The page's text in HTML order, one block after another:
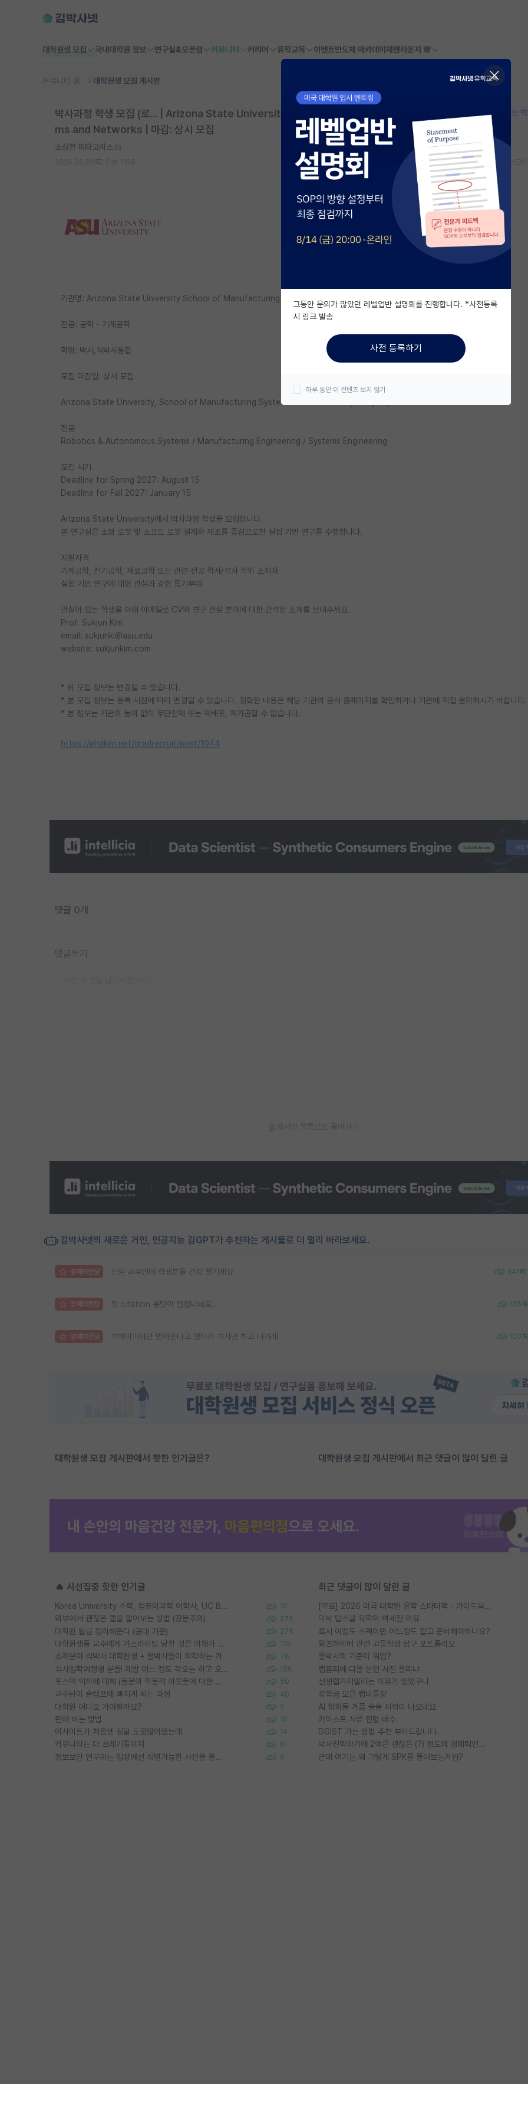
대학원생 모집 국내대학원 정보 연구실&오픈랩 커뮤니티 커리어 유학교육 이벤트반도체 아카데미 재팬라운지 🌸
커뮤니티 홈 대학원생 모집 게시판
본문이 수정되지 않는
박사과정 학생 모집 (로... | Arizona State University School of Manufacturing Syste
ms and Networks | 마감: 상시 모집
소심한 피타고라스
스크랩
기관명: Arizona State University School of Manufacturing Systems and Networks
전공: 공학 - 기계공학
학위: 박사,석박사통합
모집 마감일: 상시 모집
Arizona State University, School of Manufacturing Systems and Networks (Mesa, AZ)
전공
Robotics & Autonomous Systems / Manufacturing Engineering / Systems Engineering
모집 시기
Deadline for Spring 2027: August 15
Deadline for Fall 2027: January 15
Arizona State University에서 박사과정 학생을 모집합니다.
본 연구실은 소형 로봇 및 소프트 로봇 설계와 제조를 중심으로한 실험 기반 연구를 수행합니다.
지원자격
기계공학, 전기공학, 재료공학 또는 관련 전공 학사/석사 학위 소지자
실험 기반 연구에 대한 관심과 강한 동기부여
관심이 있는 학생을 아래 이메일로 CV와 연구 관심 분야에 대한 간략한 소개를 보내주세요.
Prof. Sukjun Kim
email: sukjunki@asu.edu
website: sukjunkim.com
* 위 모집 정보는 변경될 수 있습니다.
* 본 모집 정보는 등록 시점에 따라 변경될 수 있습니다. 정확한 내용은 해당 기관의 공식 홈페이지를 확인하거나 기관에 직접 문의하시기 바랍니다.
* 본 정보는 기관의 동의 없이 무단전재 또는 재배포, 재가공할 수 없습니다.
https://phdkim.net/gradrecruit/post/1044
댓글 0개
댓글쓰기
게시판 목록으로 돌아가기
김박사넷의 새로운 거인, 인공지능 김GPT가 추천하는 게시물로 더 멀리 바라보세요.
명예의전당 신임 교수인데 학생분들 건강 챙기세요 341
명예의전당 첫 citation 뽕맛이 엄청나네요... 136
명예의전당 석박이어야만 받아준다고 했다가 석사만 하고 나가래 100
대학원생 모집 게시판에서 핫한 인기글은? 대학원생 모집 게시판에서 최근 댓글이 많이 달린 글
🔥 시선집중 핫한 인기글
Korea University 수학, 컴퓨터과학 이학사, UC Berkeley 산업공학 대학원 공학박사가 되는 것은 쉽지 않겠죠? 10
외부에서 괜찮은 랩을 알아보는 방법 (장문주의) 275
대학원 월급 정리해준다 (공대 기준) 275
대학원생들 교수에게 가스라이팅 당한 것은 이해가 갑니다. 안타깝네요. 119
소재분야 석박사 대학원생 + 물박사들이 착각하는 거 76
석사입학예정생 분들! 제발 어느 정도 각오는 하고 오세요. 156
포스텍 억까에 대해 (동문의 학문적 아웃풋에 대한 반박) 50
교수님이 슬럼프에 빠지게 되는 과정 40
대학원 어디로 가야할까요? 5
편애 하는 방법 16
이사이트가 처음엔 정말 도움많이됐는데 14
커뮤니티는 다 쓰레기통이지 6
정보보안 연구하는 입장에선 식별가능한 사진을 올리는건 비추이긴함 6
최근 댓글이 많이 달린 글
[무료] 2026 미국 대학원 유학 스타터팩 - 가이드북 & 합격자 컨택메일 템플릿
미박 탑스쿨 유학이 빡세진 이유
혹시 이정도 스펙이면 어느정도 잡고 준비해야하나요?
알츠하이머 관련 고등학생 탐구 포트폴리오
물박사의 기준이 뭐임?
랩홈피에 다들 본인 사진 올리냐
신생랩가지말라는 이유가 있었구나
장학금 모은 랩비통장
AI 학회들 거품 슬슬 지적이 나오네요
카이스트 서류 전형 배수
DGIST 가는 방법 추천 부탁드립니다.
박사진학하기에 2억은 괜찮은 (?) 정도의 경제력인가요
근데 여기는 왜 그렇게 SPK를 물어보는거임?
그동안 문의가 많았던 레벨업반 설명회를 진행합니다. *사전등록
시 링크 발송
사전 등록하기
하루 동안 이 컨텐츠 보지 않기